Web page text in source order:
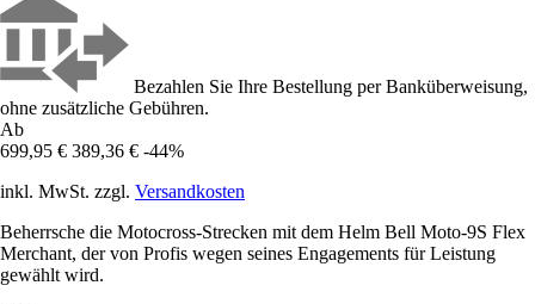
Bezahlen Sie Ihre Bestellung per Banküberweisung,
ohne zusätzliche Gebühren.
Ab
699,95 € 389,36 € -44%
inkl. MwSt. zzgl. Versandkosten
Beherrsche die Motocross-Strecken mit dem Helm Bell Moto-9S Flex
Merchant, der von Profis wegen seines Engagements für Leistung
gewählt wird.